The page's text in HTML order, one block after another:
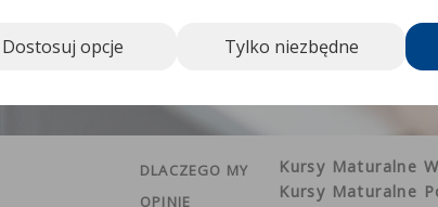
Dostosuj opcje Tylko niezbędne
email, używanym jako identyfikator kursanta
DLACZEGO MY
OPINIE
Kursy Maturalne
Kursy Maturalne